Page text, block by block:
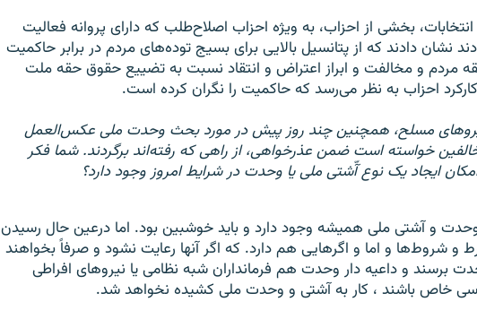
بخشی از احزاب،‌ به ویژه احزاب اصلاح‌طلب که دارای پروانه فعالیت
نشان دادند که از پتانسیل بالایی برای بسیج توده‌های مردم در برابر حاکمیت
مردم و مخالفت و ابراز اعتراض و انتقاد نسبت به تضییع حقوق حقه ملت
کارکرد احزاب به نظر می‌رسد که حاکمیت را نگران کرده است.
مسلح،‌ همچنین چند روز پیش در مورد بحث وحدت ملی عکس‌العمل
خواسته است ضمن عذرخواهی، از راهی که رفته‌اند برگردند. شما فکر
ایجاد یک نوع آّشتی ملی یا وحدت در شرایط امروز وجود دارد؟
وحدت و آشتی ملی همیشه وجود دارد و باید خوشبین بود. اما درعین حال رسیدن
شروط‌ها و اما و اگرهایی هم دارد. که اگر آنها رعایت نشود و صرفاً بخواهند
برسند و داعیه دار وحدت هم فرمانداران شبه نظامی یا نیروهای افراطی
خاص باشند ، کار به آشتی و وحدت ملی کشیده نخواهد شد.